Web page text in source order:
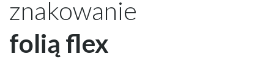
znakowanie
folią flex